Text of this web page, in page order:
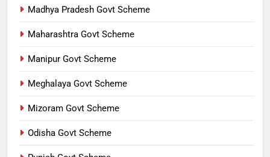
Madhya Pradesh Govt Scheme
Maharashtra Govt Scheme
Manipur Govt Scheme
Meghalaya Govt Scheme
Mizoram Govt Scheme
Odisha Govt Scheme